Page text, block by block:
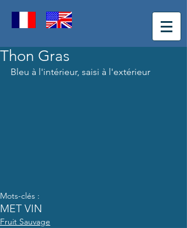
Thon Gras
Bleu à l'intérieur, saisi à l'extérieur
Mots-clés :
MET VIN
Fruit Sauvage